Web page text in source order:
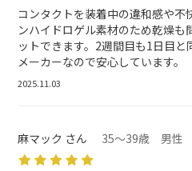
コンタクトを装着中の違和感や不
ンハイドロゲル素材のため乾燥も
ットできます。2週間目も1日目
メーカーなので安心しています。
2025.11.03
麻マック さん 35～39歳 男性